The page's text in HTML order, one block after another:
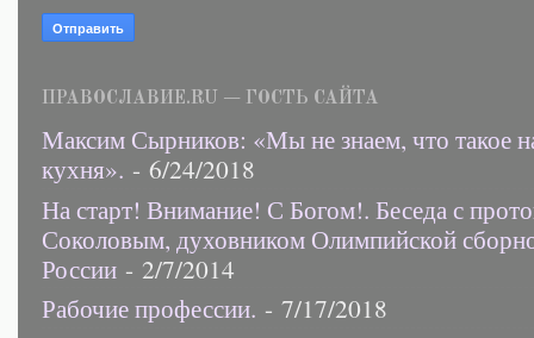
ПРАВОСЛАВИЕ.RU — ГОСТЬ САЙТА
Максим Сырников: «Мы не знаем, что такое
кухня». - 6/24/2018
На старт! Внимание! С Богом!. Беседа с
Соколовым, духовником Олимпийской
России - 2/7/2014
Рабочие профессии. - 7/17/2018